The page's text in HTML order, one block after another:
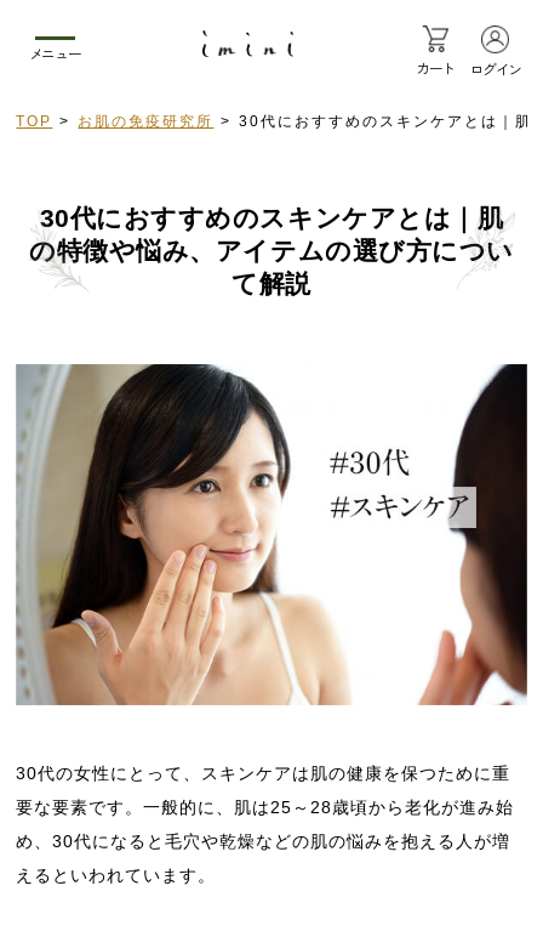
メニュー
カート ログイン
TOP お肌の免疫研究所 30代におすすめのスキンケアとは｜肌
30代におすすめのスキンケアとは ｜肌
の特徴や悩み、アイテムの選び方につい
て解説
30代の女性にとって、スキンケアは肌の健康を保つために重
要な要素です。一般的に、肌は25～28歳頃から老化が進み始
め、30代になると毛穴や乾燥などの肌の悩みを抱える人が増
えるといわれています。